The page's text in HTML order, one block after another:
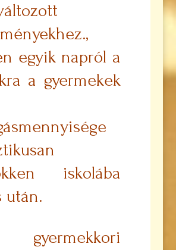
egyik napról a
a gyermekek
iskolába
után.